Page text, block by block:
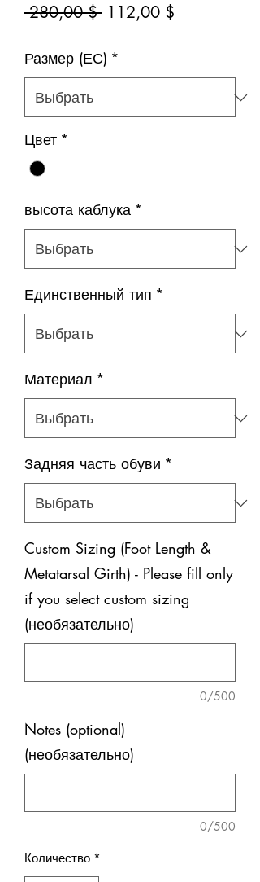
280,00 $ Обычная
112,00 $
Размер (ЕС) *
Цвет *
высота каблука *
Единственный тип *
Материал *
Задняя часть обуви *
Custom Sizing (Foot Length &
Metatarsal Girth) - Please fill only
if you select custom sizing
(необязательно)
0/500
Notes (optional)
(необязательно)
0/500
Количество *